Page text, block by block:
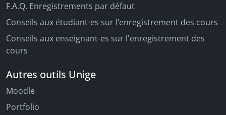
F.A.Q. Enregistrements par défaut
Conseils aux étudiant-es sur l’enregistrement des cours
Conseils aux enseignant-es sur l'enregistrement des
cours
Autres outils Unige
Moodle
Portfolio